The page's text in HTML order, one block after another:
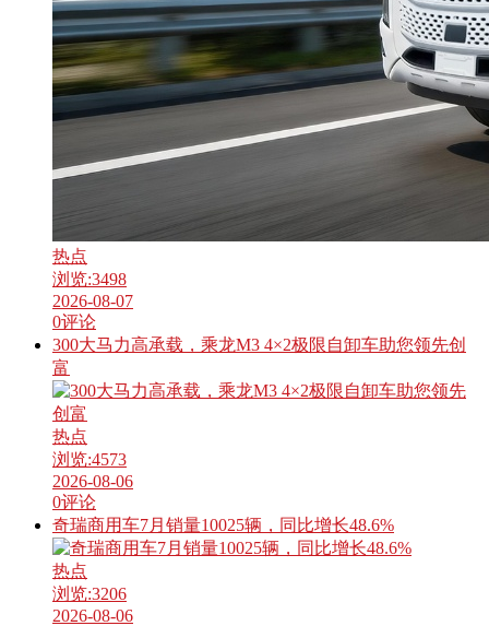
热点
浏览:3498
2026-08-07
0评论
300大马力高承载，乘龙M3 4×2极限自卸车助您领先创
富
热点
浏览:4573
2026-08-06
0评论
奇瑞商用车7月销量10025辆，同比增长48.6%
热点
浏览:3206
2026-08-06